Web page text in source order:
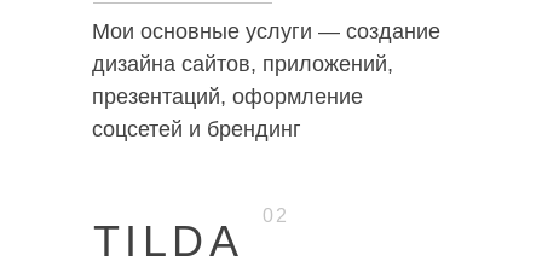
TILDA
Мои основные услуги — создание
дизайна сайтов, приложений,
презентаций, оформление
соцсетей и брендинг
02